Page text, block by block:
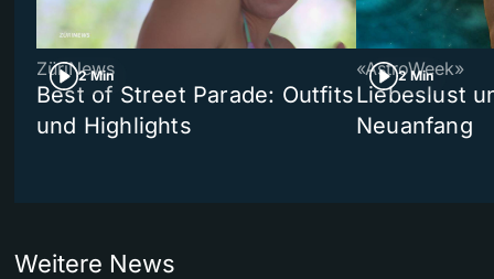
2 Min
ZüriNews
Best of Street Parade: Outfits
und Highlights
2 Min
«AstroWeek»
Liebeslust
Neuanfang
Weitere News